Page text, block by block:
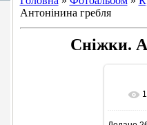
Антонінина гребля
Сніжки.